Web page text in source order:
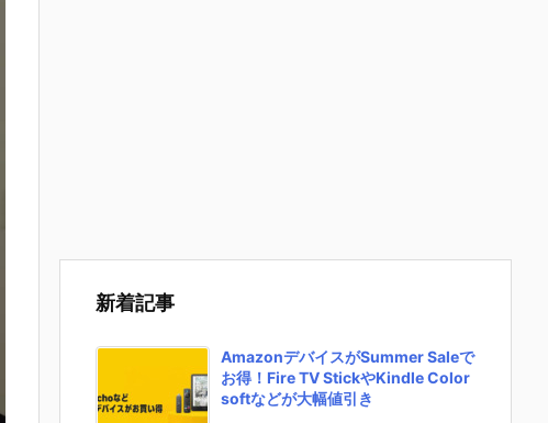
新着記事
AmazonデバイスがSummer Saleで
お得！Fire TV StickやKindle Color
softなどが大幅値引き